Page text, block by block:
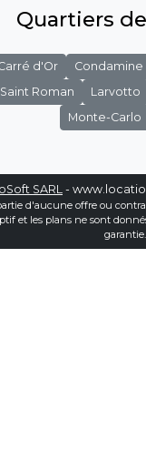
Quartiers
d'Or Condamine
Roman
Larvotto
Monte-Carlo
SARL -
d'aucune offre ou
et les plans ne sont
garantie.